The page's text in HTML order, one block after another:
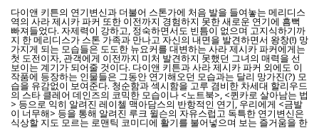
다이앤 키튼의 연기변신과 더불어 스톤가에 처음 발을 들여놓는 메리디스
역의 사라 제시카 파커 또한 이전까지 경험하지 못한 새로운 연기에 흠뻑
빠져들었다. 자제력이 강하고, 정숙하면서도 빈틈이 없으며 고지식하기까
지 한 메리디스가 스톤 가족과 만나고 자신의 내면을 발견하면서 왕창(!) 망
가지게 되는 모습들은 도도한 뉴요커를 대변하는 사라 제시카 파커에게는
첫 도전이자, 관객에게 이전까지 미처 발견하지 못했던 그녀의 매력을 선
보이는 계기가 되어줄 것이다. 다이앤 키튼과 사라 제시카 파커 외에도 이
작품에 등장하는 인물들은 그동안 연기해오던 모습과는 달리 망가진(?) 모
습을 유감없이 보여준다. 청순함과 섹시함을 고루 겸비한 차세대 할리우드
의 스타 클레어 데인즈의 코믹한 모습이나 <노트북>, <퀸카로 살아남는 법
> 등으로 익히 알려진 레이첼 맥아담스의 반항적인 연기, 우리에게 <금발
이 너무해> 등을 통해 알려진 루크 윌슨의 자유스럽고 독특한 연기변신은
식상할 지도 모르는 로맨틱 코미디에 활기를 불어넣으며 보는 즐거움을 한